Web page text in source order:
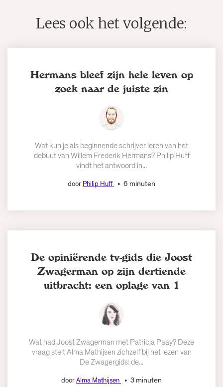
Lees ook het volgende:
Hermans bleef zijn hele leven op
zoek naar de juiste zin
Wat kun je als beginnende schrijver leren van het
debuut van Willem Frederik Hermans? Philip Huff
vindt het antwoord in...
door Philip Huff 6 minuten
De opiniërende tv-gids die Joost
Zwagerman op zijn dertiende
uitbracht: een oplage van 1
Wat had Joost Zwagerman met Patricia Paay? Deze
vraag stelt Alma Mathijsen zichzelf bij het lezen van
De Zwagergids: de...
doorAlma Mathijsen 3 minuten